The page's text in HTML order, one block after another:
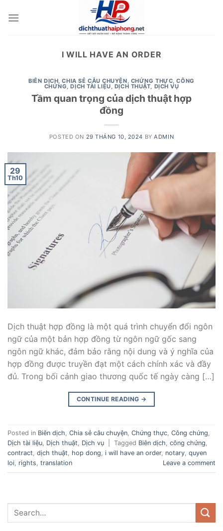
I WILL HAVE AN ORDER
BIÊN DỊCH,CHIA SẺ CÂU CHUYỆN, CHỨNG THỰC,CÔNG
CHỨNG,DỊCH TÀI LIỆU, DỊCH THUẬT, DỊCH VỤ
Tầm quan trọng của dịch thuật hợp
đồng
POSTED ON 29 THÁNG 10, 2024 BYADMIN
29
Th10
Dịch thuật hợp đồng là một quá trình chuyển đổi ngôn
ngữ của một bản hợp đồng từ ngôn ngữ gốc sang
ngôn ngữ khác, đảm bảo rằng nội dung và ý nghĩa của
hợp đồng được truyền đạt một cách chính xác và đầy
đủ. Trong bối cảnh giao thương quốc tế ngày càng […]
CONTINUE READING →
Posted in Biên dịch, Chia sẻ câu chuyện, Chứng thực, Công chứng,
Dịch tài liệu, Dịch thuật, Dịch vụ Tagged Biên dịch, công chứng,
contract, dịch thuật, hop dong, i will have an order, notary, quyen
loi, rights, translation Leave a comment